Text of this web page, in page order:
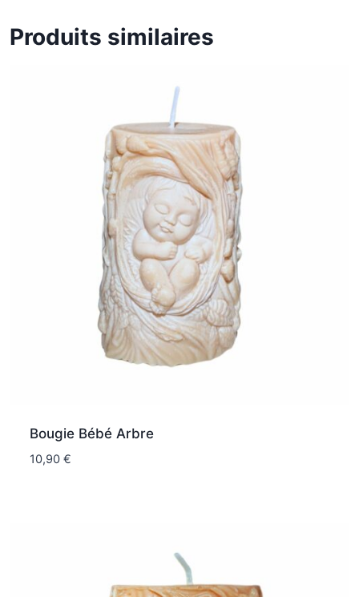
Produits similaires
Bougie Bébé Arbre
10,90 €